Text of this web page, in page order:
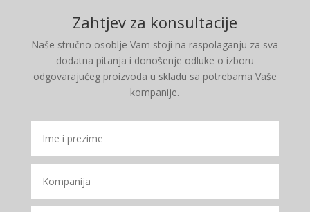
Zahtjev za konsultacije
Naše stručno osoblje Vam stoji na raspolaganju za sva
dodatna pitanja i donošenje odluke o izboru
odgovarajućeg proizvoda u skladu sa potrebama Vaše
kompanije.